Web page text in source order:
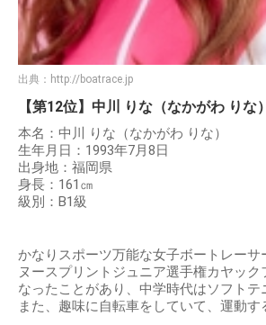
出典： http://boatrace.jp
【第12位】中川 りな（なかがわ りな）
本名：中川 りな（なかがわ りな）
生年月日：1993年7月8日
出身地：福岡県
身長：161㎝
級別：B1級
かなりスポーツ万能な女子ボートレーサ
ヌースプリントジュニア選手権カヤック
なったことがあり、中学時代はソフトテ
また、趣味に自転車をしていて、運動す